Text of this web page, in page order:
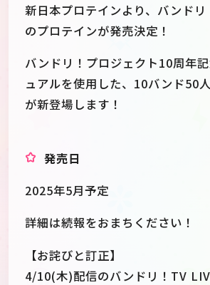
新日本プロテインより、バンド
のプロテインが発売決定！
バンドリ！プロジェクト10周年
ュアルを使用した、10バンド50
が新登場します！
発売日
2025年5月予定
詳細は続報をおまちください！
【お詫びと訂正】
4/10(木)配信のバンドリ！TV